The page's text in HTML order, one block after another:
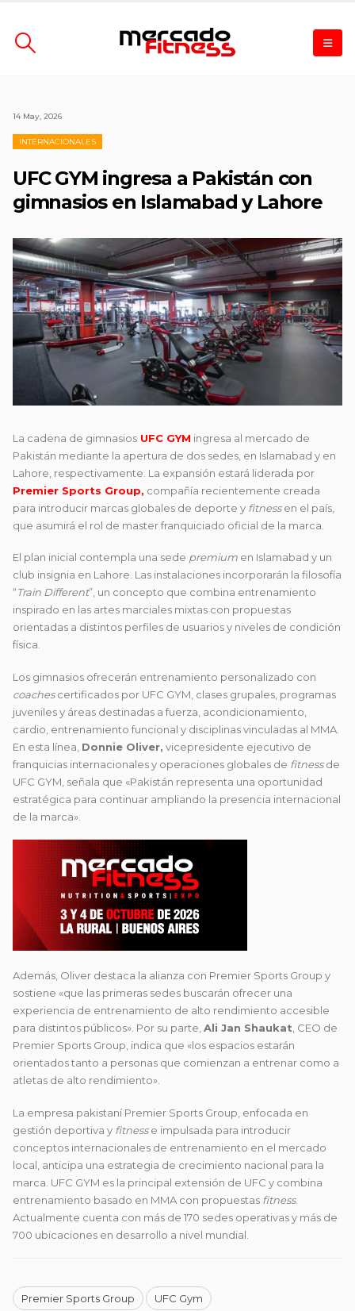
14 May, 2026
INTERNACIONALES
UFC GYM ingresa a Pakistán con
gimnasios en Islamabad y Lahore
La cadena de gimnasios UFC GYM ingresa al mercado de
Pakistán mediante la apertura de dos sedes, en Islamabad y en
Lahore, respectivamente. La expansión estará liderada por
Premier Sports Group, compañía recientemente creada
para introducir marcas globales de deporte y fitnessen el país,
que asumirá el rol de master franquiciado oficial de la marca.
El plan inicial contempla una sede premium en Islamabad y un
club insignia en Lahore. Las instalaciones incorporarán la filosofía
“Train Different”, un concepto que combina entrenamiento
inspirado en las artes marciales mixtas con propuestas
orientadas a distintos perfiles de usuarios y niveles de condición
física.
Los gimnasios ofrecerán entrenamiento personalizado con
coachescertificados por UFC GYM, clases grupales, programas
juveniles y áreas destinadas a fuerza, acondicionamiento,
cardio, entrenamiento funcional y disciplinas vinculadas al MMA.
En esta línea, Donnie Oliver, vicepresidente ejecutivo de
franquicias internacionales y operaciones globales de fitnessde
UFC GYM , señala que «Pakistán representa una oportunidad
estratégica para continuar ampliando la presencia internacional
de la marca».
Además, Oliver destaca la alianza con Premier Sports Group y
sostiene «que las primeras sedes buscarán ofrecer una
experiencia de entrenamiento de alto rendimiento accesible
para distintos públicos». Por su parte,Ali Jan Shaukat, CEO de
Premier Sports Group, indica que «los espacios estarán
orientados tanto a personas que comienzan a entrenar como a
atletas de alto rendimiento».
La empresa pakistaníPremier Sports Group , enfocada en
gestión deportiva y fitnesse impulsada para introducir
conceptos internacionales de entrenamiento en el mercado
local, anticipa una estrategia de crecimiento nacional para la
marca. UFC GYM es la principal extensión de UFC y combina
entrenamiento basado en MMA con propuestas fitness.
Actualmente cuenta con más de 170 sedes operativas y más de
700 ubicaciones en desarrollo a nivel mundial.
Premier Sports Group UFC Gym